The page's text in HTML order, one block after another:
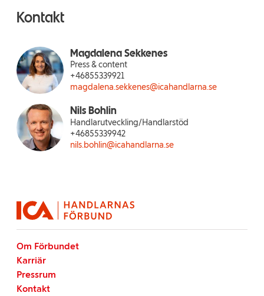
Kontakt
Magdalena Sekkenes
Press & content
+46855339921
magdalena.sekkenes@icahandlarna.se
Nils Bohlin
Handlarutveckling/Handlarstöd
+46855339942
nils.bohlin@icahandlarna.se
Om Förbundet
Karriär
Pressrum
Kontakt